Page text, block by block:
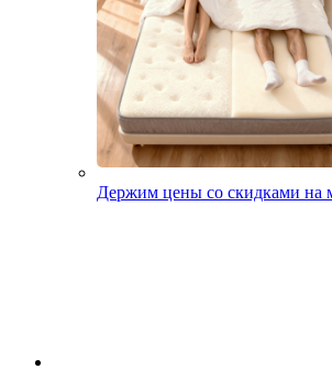
Держим цены со скидками на